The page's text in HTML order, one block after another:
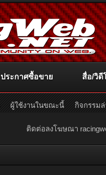
ติดต่อลงโฆษณา
ประกาศซื้อขาย สื่อ/วิดี
ผู้ใช้งานในขณะนี้ กิจกรรม